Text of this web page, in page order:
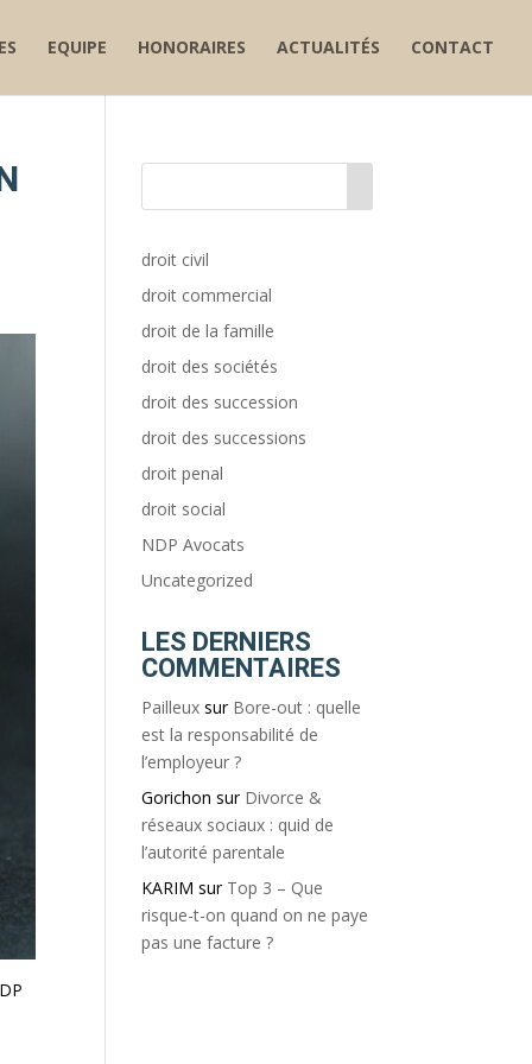
EQUIPE HONORAIRES ACTUALITÉS CONTACT
droit civil
droit commercial
droit de la famille
droit des sociétés
droit des succession
droit des successions
droit penal
droit social
NDP Avocats
Uncategorized
LES DERNIERS
COMMENTAIRES
Pailleux sur Bore-out : quelle
est la responsabilité de
l’employeur ?
Gorichon sur Divorce &
réseaux sociaux : quid de
l’autorité parentale
KARIM sur Top 3 – Que
risque-t-on quand on ne paye
pas une facture ?